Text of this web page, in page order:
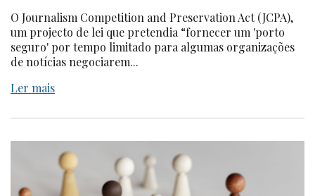
O Journalism Competition and Preservation Act (JCPA),
um projecto de lei que pretendia “fornecer um 'porto
seguro' por tempo limitado para algumas organizações
de notícias negociarem...
Ler mais